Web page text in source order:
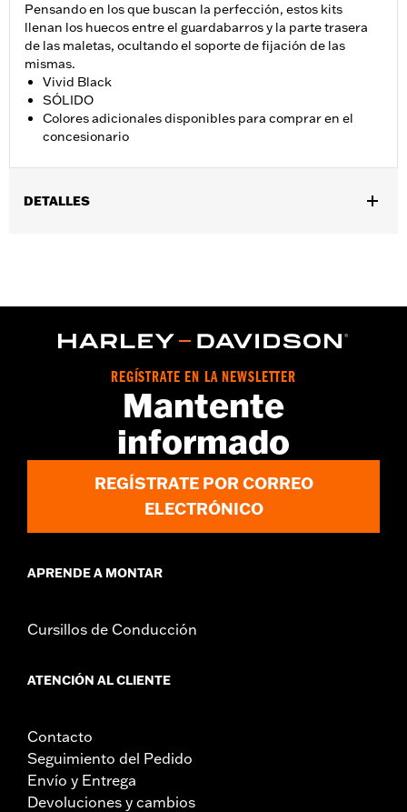
Pensando en los que buscan la perfección, estos kits
llenan los huecos entre el guardabarros y la parte trasera
de las maletas, ocultando el soporte de fijación de las
mismas.
Vivid Black
SÓLIDO
Colores adicionales disponibles para comprar en el
concesionario
DETALLES
Se vende por unidades:Par
y tornillería de fijación necesaria
REGÍSTRATE EN LA NEWSLETTER
Mantente
informado
REGÍSTRATE POR CORREO
ELECTRÓNICO
APRENDE A MONTAR
Cursillos de Conducción
ATENCIÓN AL CLIENTE
Contacto
Seguimiento del Pedido
Envío y Entrega
Devoluciones y cambios